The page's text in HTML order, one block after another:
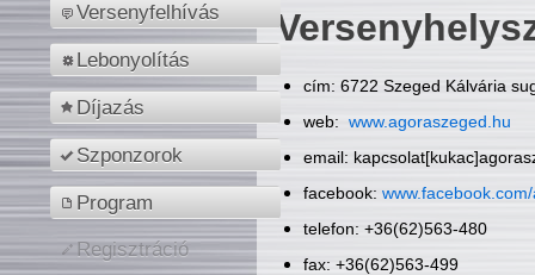
Versenyfelhívás
Lebonyolítás
Díjazás
Szponzorok
Program
Regisztráció
cím: 6722 Szeged Kálvária
web: www.agoraszeged.hu
email:
facebook:
telefon: +36(62)563-480
fax: +36(62)563-499